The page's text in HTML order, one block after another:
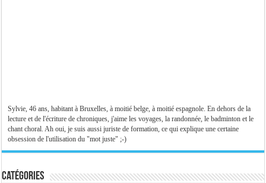
Sylvie, 46 ans, habitant à Bruxelles, à moitié belge, à moitié espagnole. En dehors de la
lecture et de l'écriture de chroniques, j'aime les voyages, la randonnée, le badminton et le
chant choral. Ah oui, je suis aussi juriste de formation, ce qui explique une certaine
obsession de l'utilisation du "mot juste" ;-)
Catégories